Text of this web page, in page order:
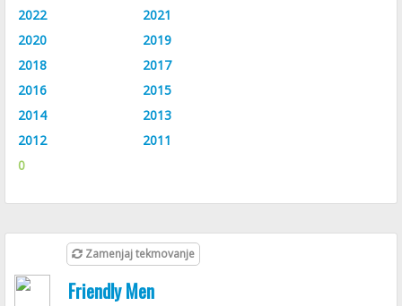
2022
2021
2020
2019
2018
2017
2016
2015
2014
2013
2012
2011
0
Zamenjaj tekmovanje
Friendly Men